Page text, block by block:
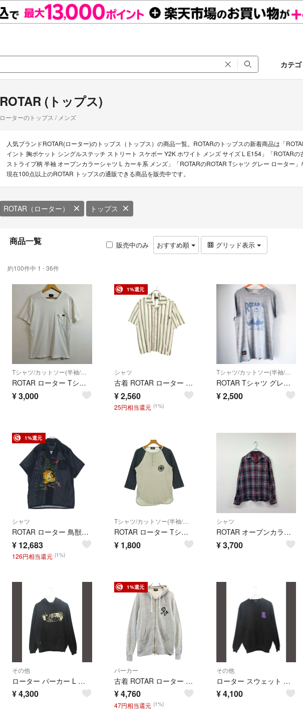
カテ
ROTAR (トップス)
ローターのトップス / メンズ
人気ブランドROTAR(ローター)のトップス（トップス）の商品一覧。ROTARのトップスの新着商品は「
イント 胸ポケット シングルステッチ ストリート スケボー Y2K ホワイト メンズ サイズ L E154」「ROTARの
ストライプ柄 半袖 オープンカラーシャツ L カーキ系 メンズ」「ROTARのROTAR Tシャツ グレー ローター
現在100点以上のROTAR トップスの通販できる商品を販売中です。
ROTAR（ローター） トップス
商品一覧 販売中のみ おすすめ順 グリッド表示
約100件中 1 - 36件
Tシャツ/カットソー(半袖/袖なし)
ROTAR ローター Tシャツ ワンポイント 胸ポケット シングルステッチ ストリート スケボー Y2K ホワイト メンズ サイズ L E154
¥3,000
1%還元
シャツ
古着 ROTAR ローター 日本製 リネン ストライプ柄 半袖 オープンカラーシャツ L カーキ系 メンズ
¥2,560
25円相当還元 (1%)
Tシャツ/カットソー(半袖/袖なし)
ROTAR Tシャツ グレー ローター
¥2,500
1%還元
シャツ
ROTAR ローター 鳥獣戯画 プリント コットン オープンカラー半袖シャツ ブラック 29201
¥ 12,683
126円相当還元 (1%)
Tシャツ/カットソー(半袖/袖なし)
ROTAR ローター Tシャツ・カットソー XS グレー 【古着】【中古】【送料無料】
¥ 1,800
シャツ
ROTAR オープンカラー 開襟 チェック ネル シャツ ロゴ 刺繍 サイズ M
¥3,700
その他
ローター パーカー L カットソー フーディ 裏起毛 プリント ブラック 黒
¥4,300
1%還元
パーカー
古着 ROTAR ローター バックプリント 長袖 スウェット ジップパーカー L グレー メンズ
¥4,760
47円相当還元 (1%)
その他
ローター スウェット トレーナー L カットソー 裏起毛 プリント ブラック 黒
¥4,100